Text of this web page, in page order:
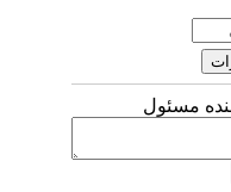
مسئول